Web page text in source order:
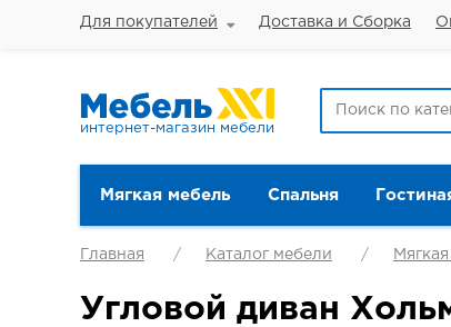
Для покупателей Доставка и Сборка
интернет-магазин мебели
Мягкая мебель Спальня
Главная Каталог мебели
Угловой диван